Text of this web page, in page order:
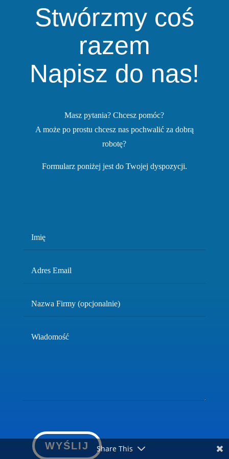
Stwórzmy coś
razem
Napisz do nas!
Masz pytania? Chcesz pomóc?
A może po prostu chcesz nas pochwalić za dobrą
robotę?
Formularz poniżej jest do Twojej dyspozycji.
WYŚLIJ Share This